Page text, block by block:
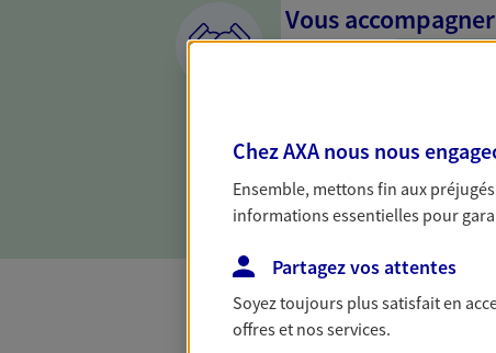
Vous
confiance
la confiance et la proximité.
Chez AXA nous nous
Ensemble, mettons fin aux
informations essentielles pour
Partagez vos attentes
Soyez toujours plus satisfait en
offres et nos services.